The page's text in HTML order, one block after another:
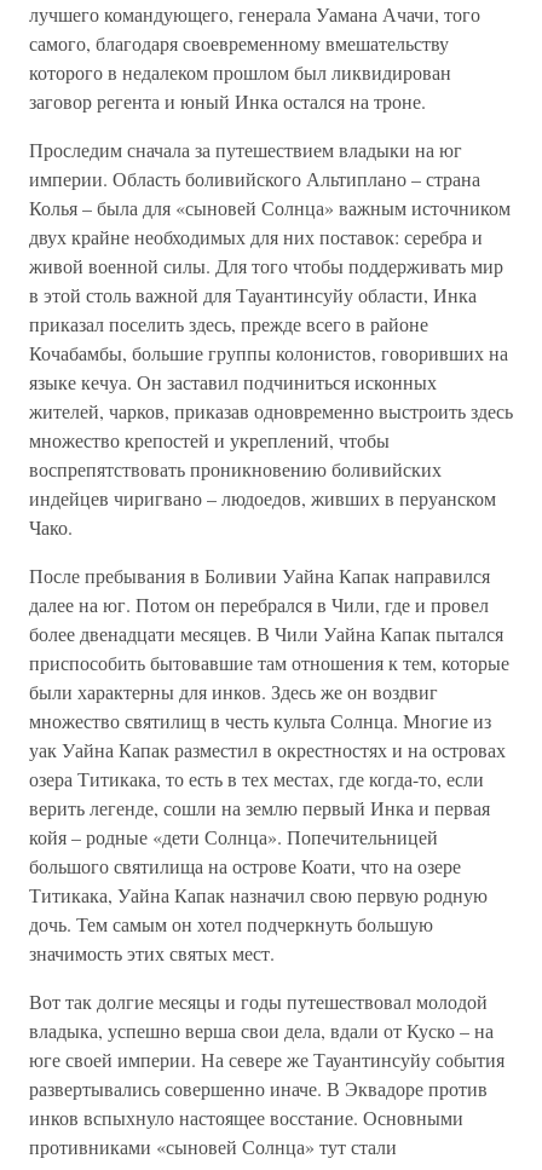
лучшего командующего, генерала Уамана Ачачи, того
самого, благодаря своевременному вмешательству
которого в недалеком прошлом был ликвидирован
заговор регента и юный Инка остался на троне.
Проследим сначала за путешествием владыки на юг
империи. Область боливийского Альтиплано – страна
Колья – была для «сыновей Солнца» важным источником
двух крайне необходимых для них поставок: серебра и
живой военной силы. Для того чтобы поддерживать мир
в этой столь важной для Тауантинсуйу области, Инка
приказал поселить здесь, прежде всего в районе
Кочабамбы, большие группы колонистов, говоривших на
языке кечуа. Он заставил подчиниться исконных
жителей, чарков, приказав одновременно выстроить здесь
множество крепостей и укреплений, чтобы
воспрепятствовать проникновению боливийских
индейцев чиригвано – людоедов, живших в перуанском
Чако.
После пребывания в Боливии Уайна Капак направился
далее на юг. Потом он перебрался в Чили, где и провел
более двенадцати месяцев. В Чили Уайна Капак пытался
приспособить бытовавшие там отношения к тем, которые
были характерны для инков. Здесь же он воздвиг
множество святилищ в честь культа Солнца. Многие из
уак Уайна Капак разместил в окрестностях и на островах
озера Титикака, то есть в тех местах, где когда-то, если
верить легенде, сошли на землю первый Инка и первая
койя – родные «дети Солнца». Попечительницей
большого святилища на острове Коати, что на озере
Титикака, Уайна Капак назначил свою первую родную
дочь. Тем самым он хотел подчеркнуть большую
значимость этих святых мест.
Вот так долгие месяцы и годы путешествовал молодой
владыка, успешно верша свои дела, вдали от Куско – на
юге своей империи. На севере же Тауантинсуйу события
развертывались совершенно иначе. В Эквадоре против
инков вспыхнуло настоящее восстание. Основными
противниками «сыновей Солнца» тут стали